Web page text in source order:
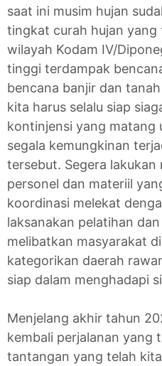
saat ini musim hujan
tingkat curah hujan yang
wilayah Kodam IV/
tinggi terdampak
bencana banjir dan
kita harus selalu siap
kontinjensi yang matang
segala kemungkinan
tersebut. Segera lakukan
personel dan materiil
koordinasi melekat
laksanakan pelatihan
melibatkan masyarakat
kategorikan daerah
siap dalam menghadapi
Menjelang akhir tahun
kembali perjalanan yang
tantangan yang telah